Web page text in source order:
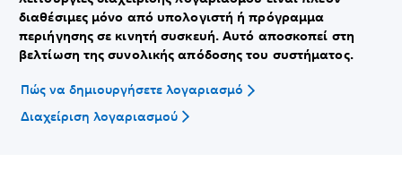
διαθέσιμες μόνο από υπολογιστή ή πρόγραμμα
περιήγησης σε κινητή συσκευή. Αυτό αποσκοπεί στη
βελτίωση της συνολικής απόδοσης του συστήματος.
Πώς να δημιουργήσετε λογαριασμό
Διαχείριση λογαριασμού